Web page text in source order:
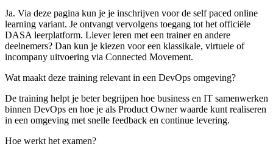
Ja. Via deze pagina kun je je inschrijven voor de self paced online
learning variant. Je ontvangt vervolgens toegang tot het officiële
DASA leerplatform. Liever leren met een trainer en andere
deelnemers? Dan kun je kiezen voor een klassikale, virtuele of
incompany uitvoering via Connected Movement.
Wat maakt deze training relevant in een DevOps omgeving?
De training helpt je beter begrijpen hoe business en IT samenwerken
binnen DevOps en hoe je als Product Owner waarde kunt realiseren
in een omgeving met snelle feedback en continue levering.
Hoe werkt het examen?